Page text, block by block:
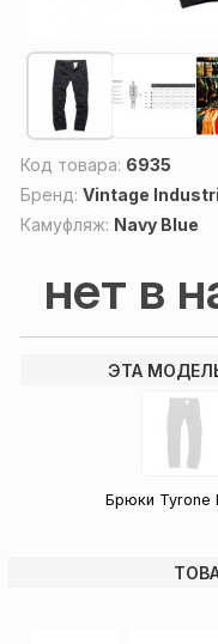
Код товара: 6935
Бренд: Vintage
Камуфляж: Navy Blue
нет в
ЭТА
Брюки Tyrone